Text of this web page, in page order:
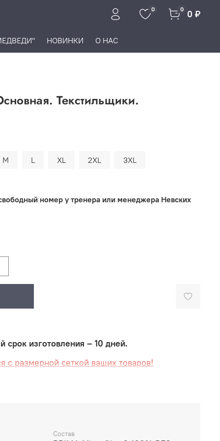
0 0 0 ₽
НОВИНКИ О НАС
Текстильщики.
M L XL 2XL 3XL
номер у тренера или менеджера Невских
изготовления – 10 дней.
с размерной сеткой ваших товаров!
в современном стиле школы
Суперлиги.
для производства, соответствуют
Состав